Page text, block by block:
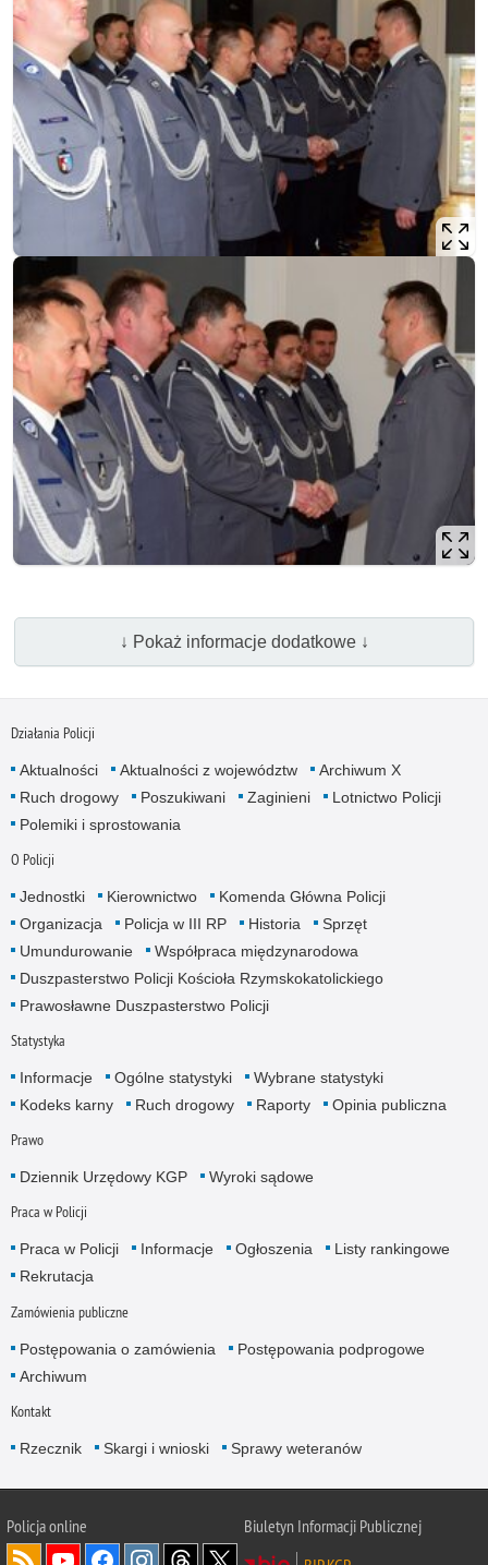
↓ Pokaż informacje dodatkowe ↓
Działania Policji
Aktualności Aktualności z województw
Archiwum X
Ruch drogowy
Poszukiwani Zaginieni
Lotnictwo Policji
Polemiki i sprostowania
O Policji
Jednostki Kierownictwo
Komenda Główna Policji
Organizacja
Policja w III RP Historia
Sprzęt
Umundurowanie
Współpraca międzynarodowa
Duszpasterstwo Policji Kościoła Rzymskokatolickiego
Prawosławne Duszpasterstwo Policji
Statystyka
Informacje Ogólne statystyki
Wybrane statystyki
Kodeks karny
Ruch drogowy Raporty Opinia publiczna
Prawo
Dziennik Urzędowy KGP Wyroki sądowe
Praca w Policji
Praca w Policji Informacje Ogłoszenia
Listy rankingowe
Rekrutacja
Zamówienia publiczne
Postępowania o zamówienia
Postępowania podprogowe
Archiwum
Kontakt
Rzecznik Skargi i wnioski Sprawy weteranów
Policjaonline
Biuletyn Informacji Publicznej